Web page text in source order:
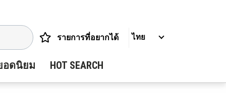
รายการที่อยากได้ ไทย
อดนิยม HOT SEARCH